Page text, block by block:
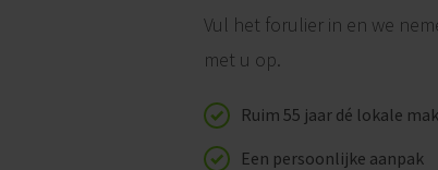
Vul het forulier in en we
met u op.
Ruim 55 jaar dé lokale
Een persoonlijke aanpak